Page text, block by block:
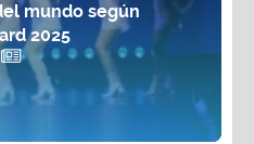
mundo según
2025